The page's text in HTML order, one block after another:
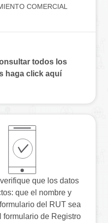
COMERCIAL
todos los
haga click aquí
que los datos
que el nombre y
del RUT sea
formulario de Registro